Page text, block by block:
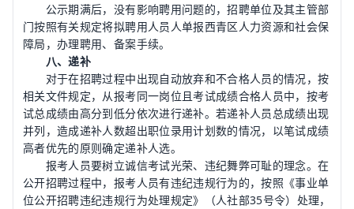
公示期满后，没有影响聘用问题的，招聘单位及其主管部
门按照有关规定将拟聘用人员人单报西青区人力资源和社会保
障局，办理聘用、备案手续。
八、递补
对于在招聘过程中出现自动放弃和不合格人员的情况，按
相关文件规定，从报考同一岗位且考试成绩合格人员中，按考
试总成绩由高分到低分依次进行递补。若递补人员总成绩出现
并列，造成递补人数超出职位录用计划数的情况，以笔试成绩
高者优先的原则确定递补人选。
报考人员要树立诚信考试光荣、违纪舞弊可耻的理念。在
公开招聘过程中，报考人员有违纪违规行为的，按照《事业单
位公开招聘违纪违规行为处理规定》（人社部35号令）处理，